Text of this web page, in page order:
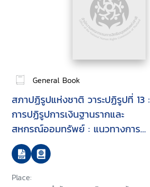
General Book
สภาปฏิรูปแห่งชาติ วาระปฏิรูปที่ 13 :
การปฏิรูปการเงินฐานรากและ
สหกรณ์ออมทรัพย์ : แนวทางการ
ปฏิรูปสหกรณ์ออมทรัพย์และสหกรณ์
เครดิตยูเนียน
Place: